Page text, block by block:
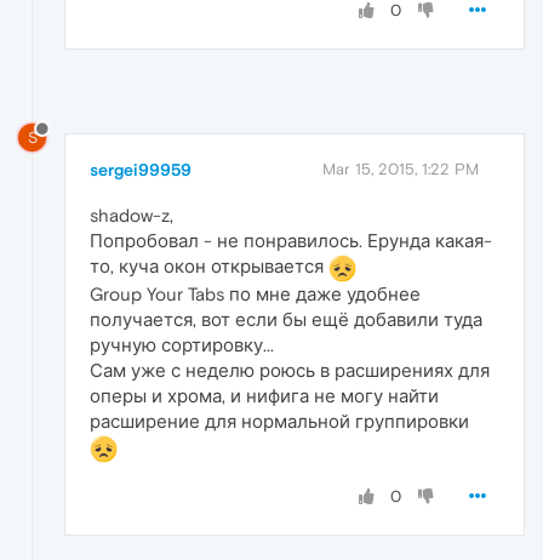
0
S
sergei99959 Mar 15, 2015, 1:22 PM
shadow-z,
Попробовал - не понравилось. Ерунда какая-
то, куча окон открывается
Group Your Tabs по мне даже удобнее
получается, вот если бы ещё добавили туда
ручную сортировку...
Сам уже с неделю роюсь в расширениях для
оперы и хрома, и нифига не могу найти
расширение для нормальной группировки
0